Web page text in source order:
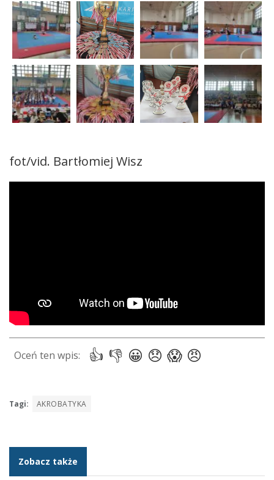
fot/vid. Bartłomiej Wisz
Tagi: AKROBATYKA
Zobacz także